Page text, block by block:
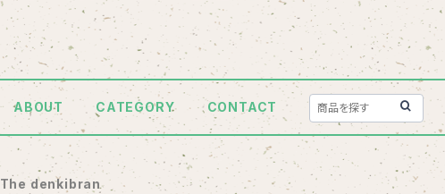
ABOUT CATEGORY CONTACT
The denkibran